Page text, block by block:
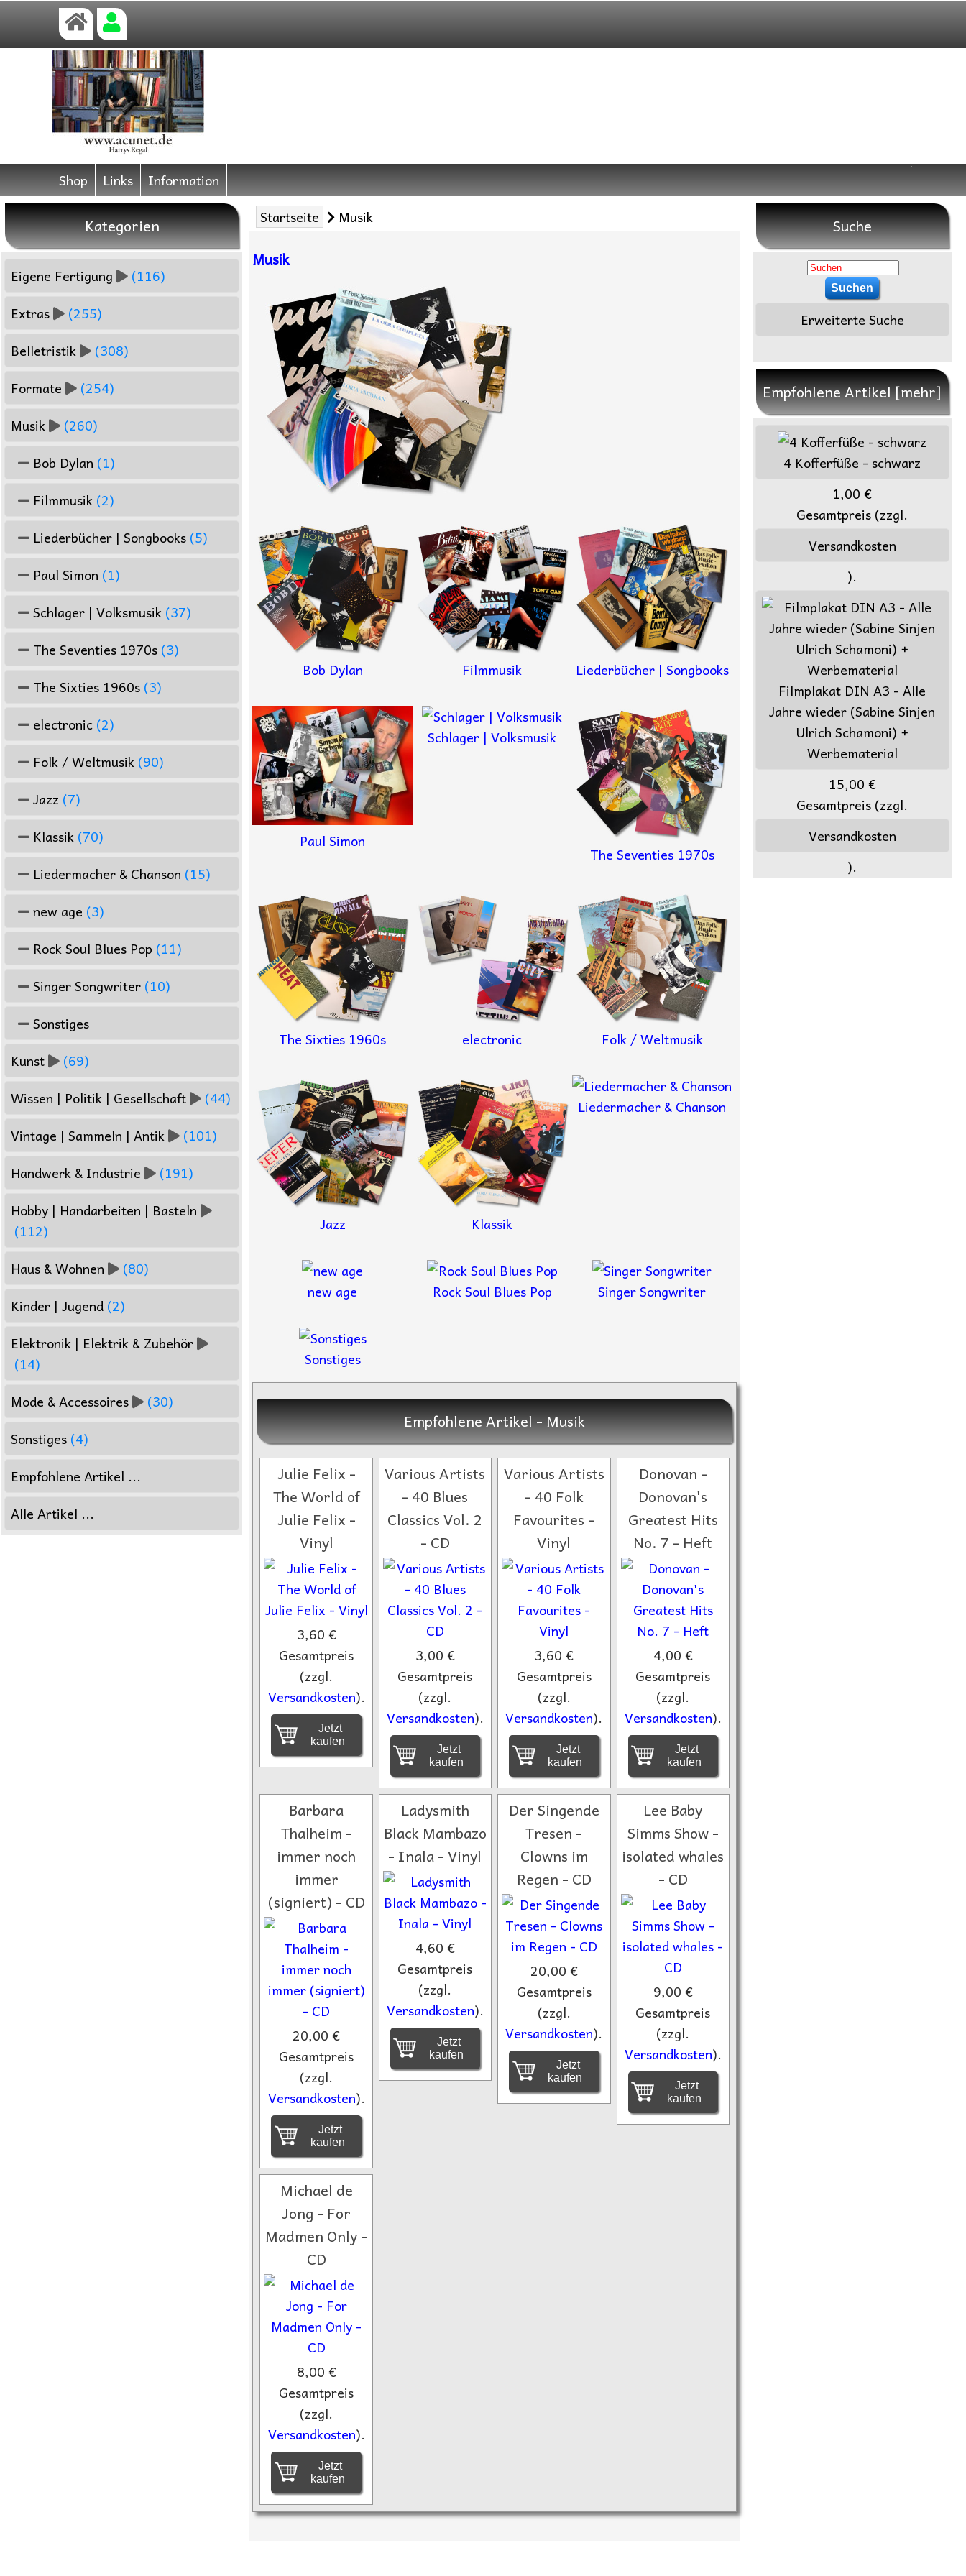
Shop Links Information
Kategorien
Eigene Fertigung
(116)
Extras
(255)
Belletristik
(308)
Formate
(254)
Musik
(260)
Bob Dylan (1)
Filmmusik (2)
Liederbücher | Songbooks (5)
Paul Simon (1)
Schlager | Volksmusik (37)
The Seventies 1970s (3)
The Sixties 1960s (3)
electronic (2)
Folk / Weltmusik (90)
Jazz (7)
Klassik (70)
Liedermacher & Chanson (15)
new age (3)
Rock Soul Blues Pop (11)
Singer Songwriter (10)
Sonstiges
Kunst
(69)
Wissen | Politik | Gesellschaft
(44)
Vintage | Sammeln | Antik
(101)
Handwerk & Industrie
(191)
Hobby | Handarbeiten | Basteln
(112)
Haus & Wohnen
(80)
Kinder | Jugend (2)
Elektronik | Elektrik & Zubehör
(14)
Mode & Accessoires
(30)
Sonstiges (4)
Empfohlene Artikel ...
Alle Artikel ...
Startseite Musik
Musik
Bob Dylan Filmmusik Liederbücher | Songbooks
Paul Simon
Schlager | Volksmusik
The Seventies 1970s
The Sixties 1960s electronic Folk / Weltmusik
Jazz Klassik
Liedermacher & Chanson
new age Rock Soul Blues Pop Singer Songwriter
Sonstiges
Empfohlene Artikel - Musik
Julie Felix -
The World of
Julie Felix -
Vinyl
3,60 €
Gesamtpreis
(zzgl.
Versandkosten).
Jetzt
kaufen
Various Artists
- 40 Blues
Classics Vol. 2
- CD
3,00 €
Gesamtpreis
(zzgl.
Versandkosten).
Jetzt
kaufen
Various Artists
- 40 Folk
Favourites -
Vinyl
3,60 €
Gesamtpreis
(zzgl.
Versandkosten).
Jetzt
kaufen
Donovan -
Donovan's
Greatest Hits
No. 7 - Heft
4,00 €
Gesamtpreis
(zzgl.
Versandkosten).
Jetzt
kaufen
Barbara
Thalheim -
immer noch
immer
(signiert) - CD
20,00 €
Gesamtpreis
(zzgl.
Versandkosten).
Jetzt
kaufen
Ladysmith
Black Mambazo
- Inala - Vinyl
4,60 €
Gesamtpreis
(zzgl.
Versandkosten).
Jetzt
kaufen
Der Singende
Tresen -
Clowns im
Regen - CD
20,00 €
Gesamtpreis
(zzgl.
Versandkosten).
Jetzt
kaufen
Lee Baby
Simms Show -
isolated whales
- CD
9,00 €
Gesamtpreis
(zzgl.
Versandkosten).
Jetzt
kaufen
Michael de
Jong - For
Madmen Only -
CD
8,00 €
Gesamtpreis
(zzgl.
Versandkosten).
Jetzt
kaufen
Suche
Erweiterte Suche
Empfohlene Artikel [mehr]
4 Kofferfüße - schwarz
1,00 €
Gesamtpreis (zzgl.
Versandkosten
).
Filmplakat DIN A3 - Alle
Jahre wieder (Sabine Sinjen
Ulrich Schamoni) +
Werbematerial
15,00 €
Gesamtpreis (zzgl.
Versandkosten
).